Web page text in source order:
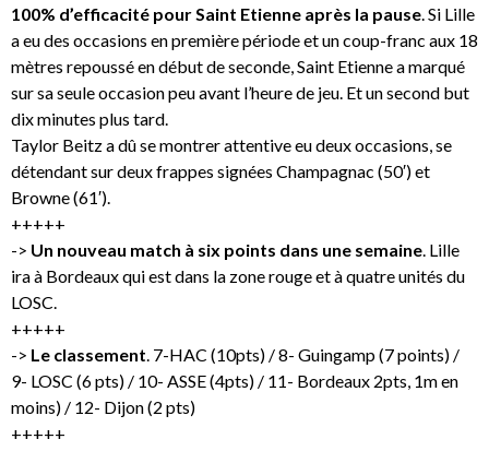
100% d’efficacité pour Saint Etienne après la pause. Si Lille
a eu des occasions en première période et un coup-franc aux 18
mètres repoussé en début de seconde, Saint Etienne a marqué
sur sa seule occasion peu avant l’heure de jeu. Et un second but
dix minutes plus tard.
Taylor Beitz a dû se montrer attentive eu deux occasions, se
détendant sur deux frappes signées Champagnac (50′) et
Browne (61′).
+++++
-> Un nouveau match à six points dans une semaine. Lille
ira à Bordeaux qui est dans la zone rouge et à quatre unités du
LOSC.
+++++
-> Le classement. 7-HAC (10pts) / 8- Guingamp (7 points) /
9- LOSC (6 pts) / 10- ASSE (4pts) / 11- Bordeaux 2pts, 1m en
moins) / 12- Dijon (2 pts)
+++++